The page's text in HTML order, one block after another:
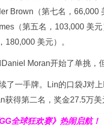
Brown（第七名，66,000
（第五名，103,000 美
180,000 美元）。
Moran开始了单挑，
了一手牌。Lin的口袋J对
得第二名，奖金27.5万美
全球狂欢赛》 热闹启航！